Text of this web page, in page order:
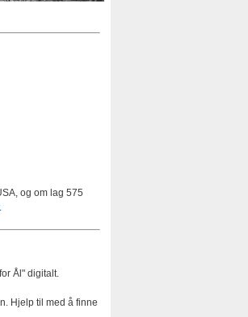
og om lag 575
.
Ål" digitalt.
Hjelp til med å finne